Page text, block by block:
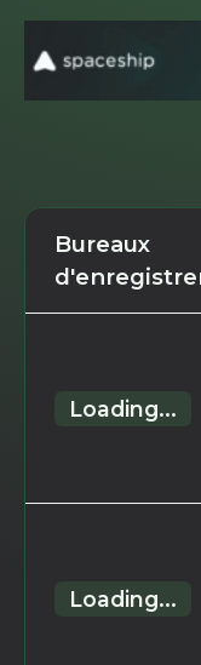
Bureaux
Loading...
Loading...